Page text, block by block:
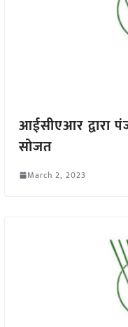
आईसीएआर द्वारा
सोजत
March 2, 2023